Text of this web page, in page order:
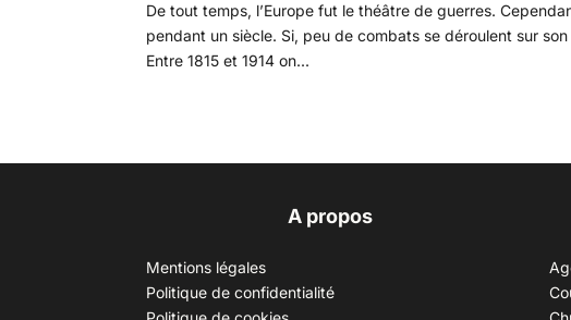
De tout temps, l’Europe fut le théâtre de guerres.
pendant un siècle. Si, peu de combats se déroulent sur
Entre 1815 et 1914 on...
A propos
Mentions légales
Politique de confidentialité